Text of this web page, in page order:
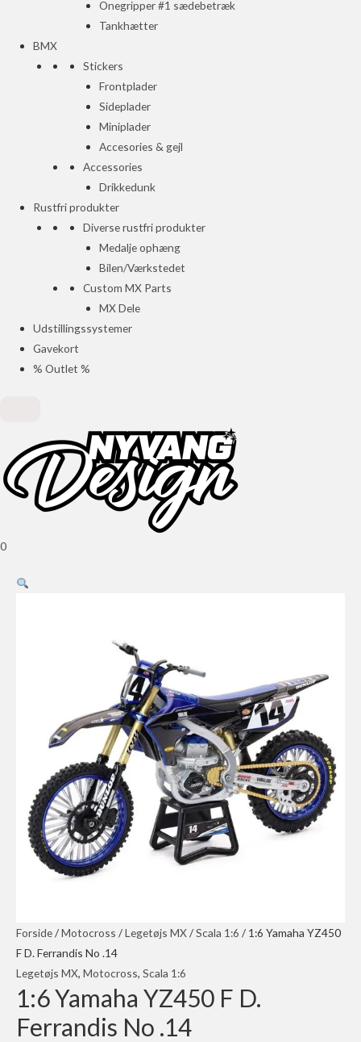
Onegripper #1 sædebetræk
Tankhætter
BMX
Stickers
Frontplader
Sideplader
Miniplader
Accesories & gejl
Accessories
Drikkedunk
Rustfri produkter
Diverse rustfri produkter
Medalje ophæng
Bilen/Værkstedet
Custom MX Parts
MX Dele
Udstillingssystemer
Gavekort
% Outlet %
0
Forside/Motocross /Legetøjs MX/Scala 1:6 / 1:6 Yamaha YZ450
F D. Ferrandis No .14
Legetøjs MX, Motocross, Scala 1:6
1:6 Yamaha YZ450 F D.
Ferrandis No .14